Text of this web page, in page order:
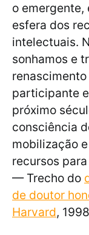
o emergente,
esfera dos
intelectuais.
sonhamos e
participante
próximo
consciência
mobilização
recursos
— Trecho do
de doutor
Harvard,